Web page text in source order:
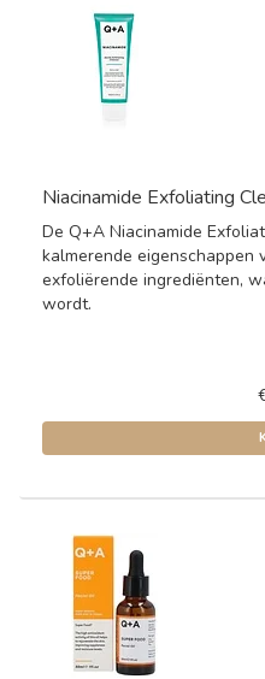
Niacinamide Exfoliating
De Q+A Niacinamide
kalmerende eigenschappen
exfoliërende ingrediënten,
wordt.